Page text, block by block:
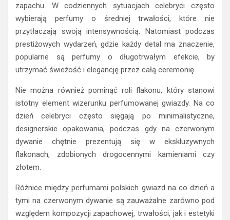
zapachu. W codziennych sytuacjach celebryci często
wybierają perfumy o średniej trwałości, które nie
przytłaczają swoją intensywnością. Natomiast podczas
prestiżowych wydarzeń, gdzie każdy detal ma znaczenie,
popularne są perfumy o długotrwałym efekcie, by
utrzymać świeżość i elegancję przez całą ceremonię.
Nie można również pominąć roli flakonu, który stanowi
istotny element wizerunku perfumowanej gwiazdy. Na co
dzień celebryci często sięgają po minimalistyczne,
designerskie opakowania, podczas gdy na czerwonym
dywanie chętnie prezentują się w ekskluzywnych
flakonach, zdobionych drogocennymi kamieniami czy
złotem.
Różnice między perfumami polskich gwiazd na co dzień a
tymi na czerwonym dywanie są zauważalne zarówno pod
względem kompozycji zapachowej, trwałości, jak i estetyki